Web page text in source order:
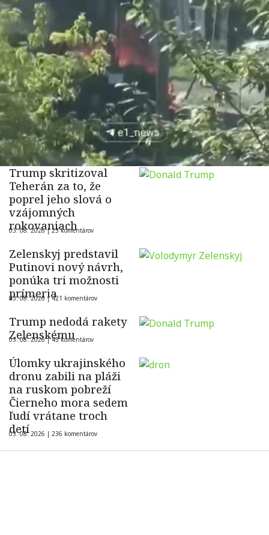
Trump skritizoval
Teherán za to, že
poprel jeho slová o
vzájomných
rokovaniach
03. 08. 2026 |23 komentárov
Zelenskyj predstavil
Putinovi nový návrh,
ponúka tri možnosti
prímeria
03. 08. 2026 |421 komentárov
Trump nedodá rakety
Zelenskému
03. 08. 2026 |45 komentárov
Úlomky ukrajinského
dronu zabili na pláži
na ruskom pobreží
Čierneho mora sedem
ľudí vrátane troch
detí
03. 08. 2026 | 236 komentárov